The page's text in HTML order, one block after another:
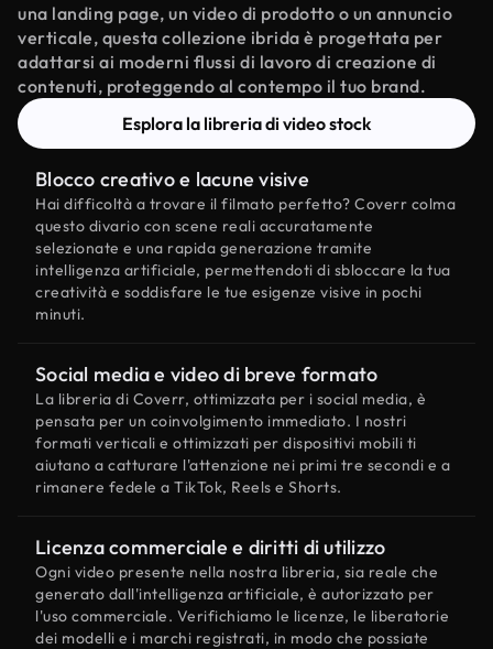
una landing page, un video di prodotto o un annuncio
verticale, questa collezione ibrida è progettata per
adattarsi ai moderni flussi di lavoro di creazione di
contenuti, proteggendo al contempo il tuo brand.
Esplora la libreria di video stock
Blocco creativo e lacune visive
Hai difficoltà a trovare il filmato perfetto? Coverr colma
questo divario con scene reali accuratamente
selezionate e una rapida generazione tramite
intelligenza artificiale, permettendoti di sbloccare la tua
creatività e soddisfare le tue esigenze visive in pochi
minuti.
Social media e video di breve formato
La libreria di Coverr, ottimizzata per i social media, è
pensata per un coinvolgimento immediato. I nostri
formati verticali e ottimizzati per dispositivi mobili ti
aiutano a catturare l'attenzione nei primi tre secondi e a
rimanere fedele a TikTok, Reels e Shorts.
Licenza commerciale e diritti di utilizzo
Ogni video presente nella nostra libreria, sia reale che
generato dall'intelligenza artificiale, è autorizzato per
l'uso commerciale. Verifichiamo le licenze, le liberatorie
dei modelli e i marchi registrati, in modo che possiate